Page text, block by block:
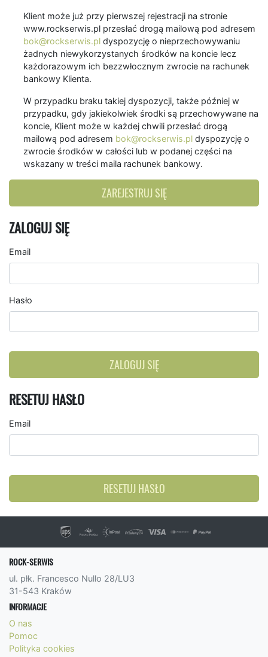
Klient może już przy pierwszej rejestracji na stronie
www.rockserwis.pl przesłać drogą mailową pod adresem
bok@rockserwis.pl dyspozycję o nieprzechowywaniu
żadnych niewykorzystanych środków na koncie lecz
każdorazowym ich bezzwłocznym zwrocie na rachunek
bankowy Klienta.
W przypadku braku takiej dyspozycji, także później w
przypadku, gdy jakiekolwiek środki są przechowywane na
koncie, Klient może w każdej chwili przesłać drogą
mailową pod adresem bok@rockserwis.pl dyspozycję o
zwrocie środków w całości lub w podanej części na
wskazany w treści maila rachunek bankowy.
ZAREJESTRUJ SIĘ
ZALOGUJ SIĘ
Email
Hasło
ZALOGUJ SIĘ
RESETUJ HASŁO
Email
RESETUJ HASŁO
ROCK-SERWIS
ul. płk. Francesco Nullo 28/LU3
31-543 Kraków
INFORMACJE
O nas
Pomoc
Polityka cookies